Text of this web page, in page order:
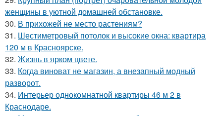
женщины в уютной домашней обстановке.
30. В прихожей не место растениям?
31. Шестиметровый потолок и высокие окна: квартира
120 м в Красноярске.
32. Жизнь в ярком цвете.
33. Когда виноват не магазин, а внезапный модный
разворот.
34. Интерьер однокомнатной квартиры 46 м 2 в
Краснодаре.